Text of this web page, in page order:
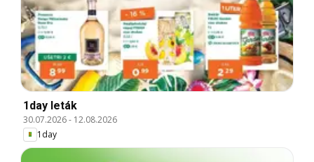
1day leták
30.07.2026- 12.08.2026
1day